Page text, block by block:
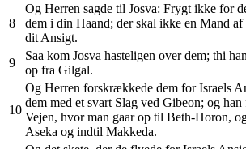
8
Og Herren sagde til Josva: Frygt ikke for
dem i din Haand; der skal ikke en Mand af
dit Ansigt.
9
Saa kom Josva hasteligen over dem; thi
op fra Gilgal.
10
Og Herren forskrækkede dem for Israels
dem med et svart Slag ved Gibeon; og
Vejen, hvor man gaar op til Beth-Horon,
Aseka og indtil Makkeda.